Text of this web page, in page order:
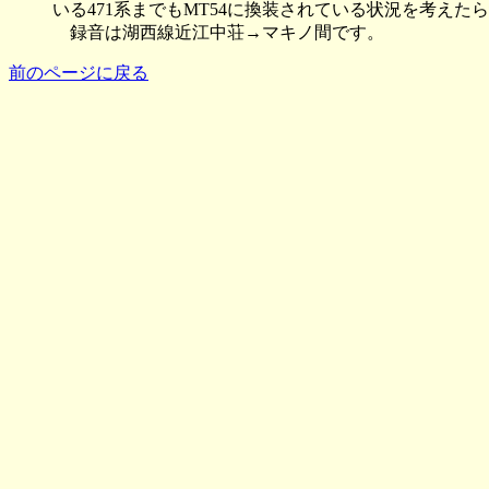
いる471系までもMT54に換装されている状況を考えた
録音は湖西線近江中荘→マキノ間です。
前のページに戻る